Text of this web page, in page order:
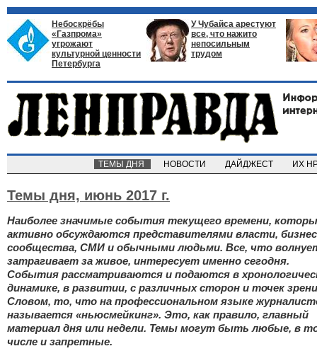
Небоскрёбы
«Газпрома»
угрожают
культурной ценности
Петербурга
У Чубайса арестуют
все, что нажито
непосильным
трудом
ТЕМЫ ДНЯ НОВОСТИ ДАЙДЖЕСТ ИХ
Темы дня, июнь 2017 г.
Наиболее значимые события текущего времени,
активно обсуждаются представителями власти,
сообщества, СМИ и обычными людьми. Все, что
затрагивает за живое, интересует именно сегодня.
События рассматриваются и подаются в
динамике, в развитии, с различных сторон и точек
Словом, то, что на профессиональном языке
называется «ньюсмейкинг». Это, как правило, главный
материал дня или недели. Темы могут быть любые, в
числе и запретные.